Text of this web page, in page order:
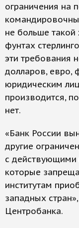
ограничения на
не больше
фунтах
эти требования
долларов, евро,
юридическим
производится,
нет.
«Банк России
другие
с действующими
которые
институтам
западных
Центробанка.